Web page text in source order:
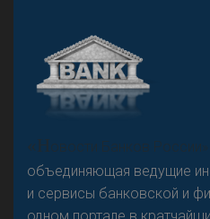
«Н
овости Банков
объединяющая ведущие
и сервисы банковской и